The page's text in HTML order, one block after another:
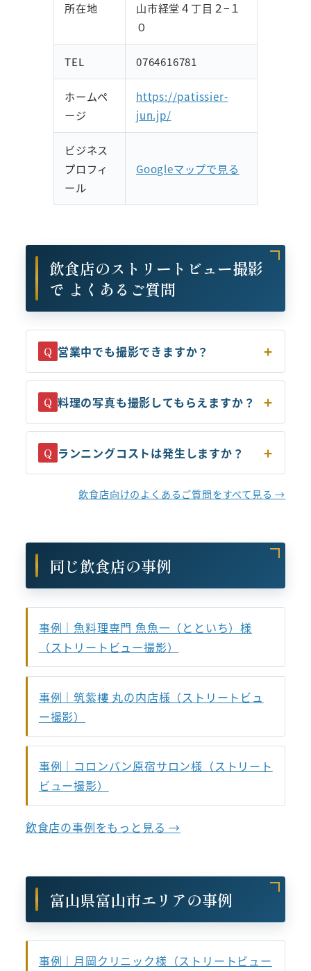
所在地
山市経堂４丁目２−１
０
TEL 0764616781
ホームペ
ージ
https://patissier-
jun.jp/
ビジネス
プロフィ
ール
Googleマップで見る
飲食店のストリートビュー撮影
で よくあるご質問
Q 営業中でも撮影できますか？
Q 料理の写真も撮影してもらえますか？
Q ランニングコストは発生しますか？
飲食店向けのよくあるご質問をすべて見る →
同じ飲食店の事例
事例｜魚料理専門 魚魚一（とといち）様
（ストリートビュー撮影）
事例｜筑紫樓 丸の内店様（ストリートビュ
ー撮影）
事例｜コロンバン原宿サロン様（ストリート
ビュー撮影）
飲食店の事例をもっと見る →
富山県富山市エリアの事例
事例｜月岡クリニック様（ストリートビュー